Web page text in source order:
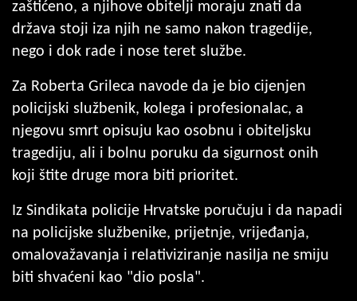
zaštićeno, a njihove obitelji moraju znati da
država stoji iza njih ne samo nakon tragedije,
nego i dok rade i nose teret službe.
Za Roberta Grileca navode da je bio cijenjen
policijski službenik, kolega i profesionalac, a
njegovu smrt opisuju kao osobnu i obiteljsku
tragediju, ali i bolnu poruku da sigurnost onih
koji štite druge mora biti prioritet.
Iz Sindikata policije Hrvatske poručuju i da napadi
na policijske službenike, prijetnje, vrijeđanja,
omalovažavanja i relativiziranje nasilja ne smiju
biti shvaćeni kao "dio posla".